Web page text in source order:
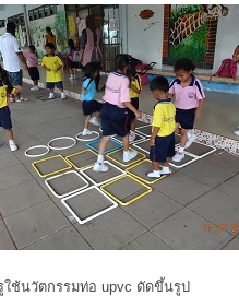
ช้นวัตกรรมท่อ upvc ดัดขึ้นรูป